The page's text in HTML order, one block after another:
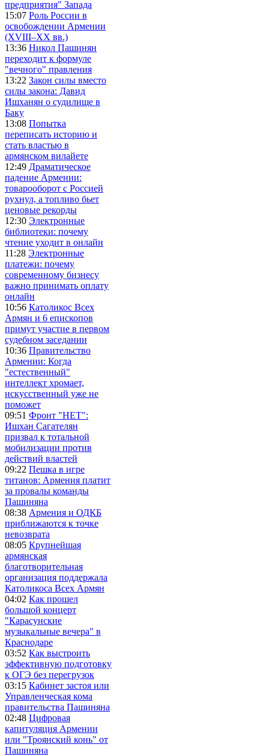
предприятия" Запада
15:07 Роль России в
освобождении Армении
(XVIII–XX вв.)
13:36 Никол Пашинян
переходит к формуле
"вечного" правления
13:22 Закон силы вместо
силы закона: Давид
Ишханян о судилище в
Баку
13:08 Попытка
переписать историю и
стать властью в
армянском вилайете
12:49 Драматическое
падение Армении:
товарооборот с Россией
рухнул, а топливо бьет
ценовые рекорды
12:30 Электронные
библиотеки: почему
чтение уходит в онлайн
11:28 Электронные
платежи: почему
современному бизнесу
важно принимать оплату
онлайн
10:56 Католикос Всех
Армян и 6 епископов
примут участие в первом
судебном заседании
10:36 Правительство
Армении: Когда
"естественный"
интеллект хромает,
искусственный уже не
поможет
09:51 Фронт "НЕТ":
Ишхан Сагателян
призвал к тотальной
мобилизации против
действий властей
09:22 Пешка в игре
титанов: Армения платит
за провалы команды
Пашиняна
08:38 Армения и ОДКБ
приближаются к точке
невозврата
08:05 Крупнейшая
армянская
благотворительная
организация поддержала
Католикоса Всех Армян
04:02 Как прошел
большой концерт
"Карасунские
музыкальные вечера" в
Краснодаре
03:52 Как выстроить
эффективную подготовку
к ОГЭ без перегрузок
03:15 Кабинет застоя или
Управленческая кома
правительства Пашиняна
02:48 Цифровая
капитуляция Армении
или "Троянский конь" от
Пашиняна